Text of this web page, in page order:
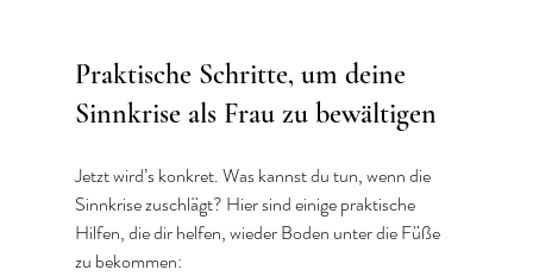
Praktische Schritte, um deine
Sinnkrise als Frau zu bewältigen
Jetzt wird’s konkret. Was kannst du tun, wenn die
Sinnkrise zuschlägt? Hier sind einige praktische
Hilfen, die dir helfen, wieder Boden unter die Füße
zu bekommen: